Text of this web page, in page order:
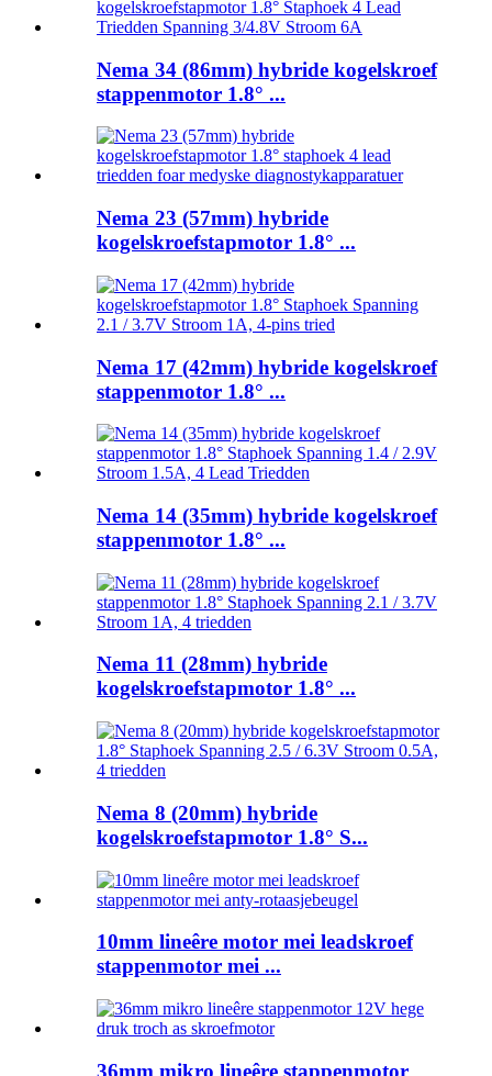
Nema 34 (86mm) hybride kogelskroef
stappenmotor 1.8° ...
Nema 23 (57mm) hybride
kogelskroefstapmotor 1.8° ...
Nema 17 (42mm) hybride kogelskroef
stappenmotor 1.8° ...
Nema 14 (35mm) hybride kogelskroef
stappenmotor 1.8° ...
Nema 11 (28mm) hybride
kogelskroefstapmotor 1.8° ...
Nema 8 (20mm) hybride
kogelskroefstapmotor 1.8° S...
10mm lineêre motor mei leadskroef
stappenmotor mei ...
36mm mikro lineêre stappenmotor